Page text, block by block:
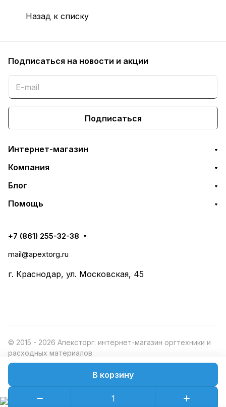
В корзину
Назад к списку
Подписаться на новости и акции
Подписаться
Интернет-магазин
Компания
Блог
Помощь
+7 (861) 255-32-38
mail@apextorg.ru
г. Краснодар, ул. Московская, 45
© 2015 - 2026 Апексторг: интернет-магазин оргтехники и
расходных материалов
Конфиденциальность